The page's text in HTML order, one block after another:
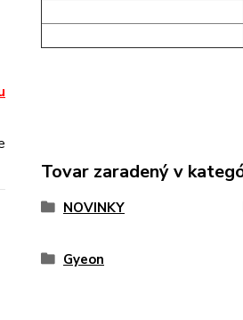
Tovar zaradený v
NOVINKY
Gyeon